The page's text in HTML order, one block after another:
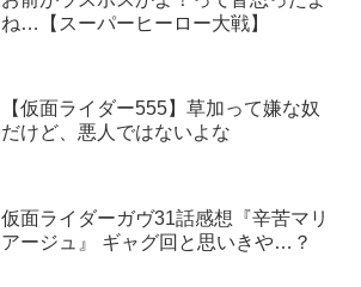
ね…【スーパーヒーロー大戦】
【仮面ライダー555】草加って嫌な奴
だけど、悪人ではないよな
仮面ライダーガヴ31話感想『辛苦マリ
アージュ』 ギャグ回と思いきや…？